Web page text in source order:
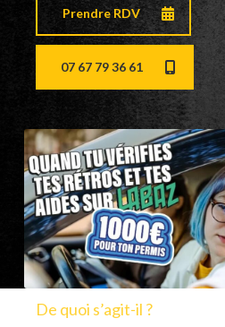
Prendre RDV
07 67 79 36 61
De quoi s’agit-il ?